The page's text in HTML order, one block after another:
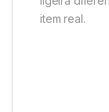
item real.